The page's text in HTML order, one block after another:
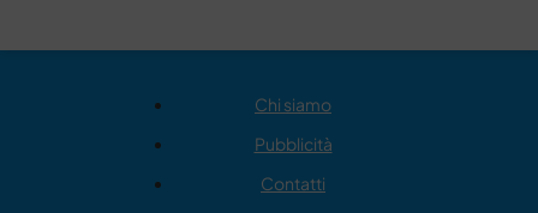
Chi siamo
Pubblicità
Contatti